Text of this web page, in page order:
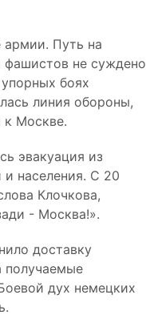
армии. Путь на
фашистов не суждено
боях
линия обороны,
к Москве.
эвакуация из
населения. С 20
Клочкова,
- Москва!».
доставку
получаемые
дух немецких